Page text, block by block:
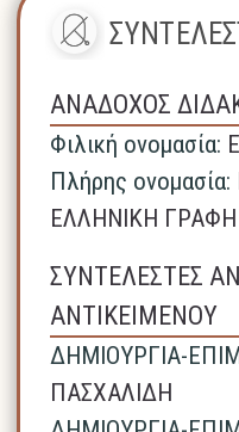
ΑΝΑΔΟΧΟΣ
Φιλική ονομασία:
Πλήρης ονομασία:
ΕΛΛΗΝΙΚΗ
ΣΥΝΤΕΛΕΣΤΕΣ
ΑΝΤΙΚΕΙΜΕΝΟΥ
ΔΗΜΙΟΥΡΓΙΑ-
ΠΑΣΧΑΛΙΔΗ